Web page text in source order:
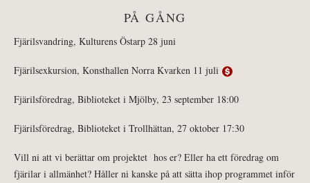
PÅ GÅNG
Fjärilsvandring, Kulturens Östarp 28 juni
Fjärilsexkursion, Konsthallen Norra Kvarken 11 juli
Fjärilsföredrag, Biblioteket i Mjölby, 23 september 18:00
Fjärilsföredrag, Biblioteket i Trollhättan, 27 oktober 17:30
Vill ni att vi berättar om projektet hos er? Eller ha ett föredrag om
fjärilar i allmänhet? Håller ni kanske på att sätta ihop programmet inför